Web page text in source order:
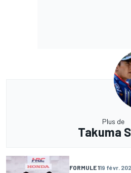
Plus de
Takuma
FORMULE 119 févr.